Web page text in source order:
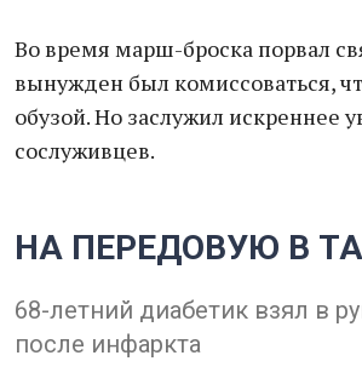
Во время марш-броска порвал
вынужден был комиссоваться,
обузой. Но заслужил искреннее
сослуживцев.
НА ПЕРЕДОВУЮ В
68-летний диабетик взял в
после инфаркта